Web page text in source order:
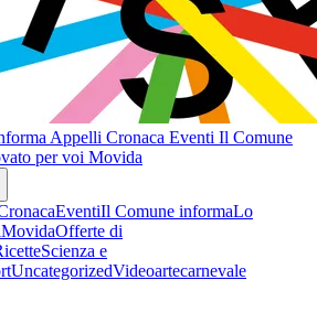
Appelli Cronaca Eventi Il Comune
per voi Movida
EventiIl Comune informaLo
MovidaOfferte di
Scienza e
UncategorizedVideoartecarnevale